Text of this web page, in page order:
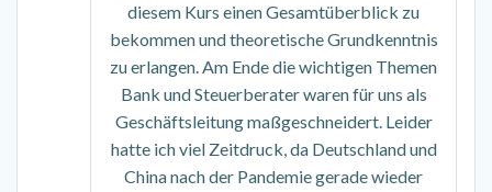
diesem Kurs einen Gesamtüberblick zu
bekommen und theoretische Grundkenntnis
zu erlangen. Am Ende die wichtigen Themen
Bank und Steuerberater waren für uns als
Geschäftsleitung maßgeschneidert. Leider
hatte ich viel Zeitdruck, da Deutschland und
China nach der Pandemie gerade wieder